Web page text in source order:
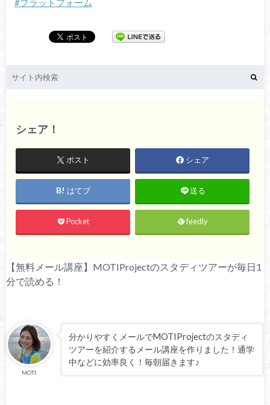
#プラットフォーム
シェア！
ポスト シェア
はてブ 送る
Pocket feedly
【無料メール講座】MOTIProjectのスタディツアーが毎日1
分で読める！
MOTI
分かりやすくメールでMOTIProjectのスタディ
ツアーを紹介するメール講座を作りました！通学
中などに効率良く！毎朝届きます♪